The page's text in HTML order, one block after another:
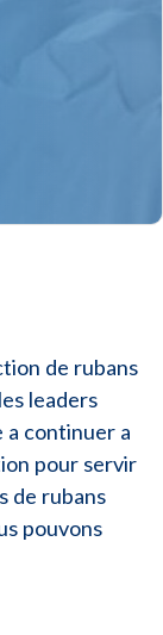
de rubans
leaders
a continuer a
pour servir
de rubans
pouvons